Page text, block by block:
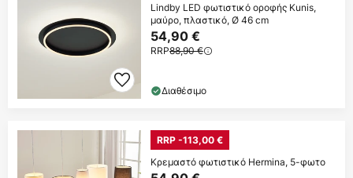
Lindby LED φωτιστικό οροφής Kunis,
μαύρο, πλαστικό, Ø 46 cm
54,90 €
RRP88,90 €
Διαθέσιμο
RRP -113,00 €
Κρεμαστό φωτιστικό Hermina, 5-φωτο